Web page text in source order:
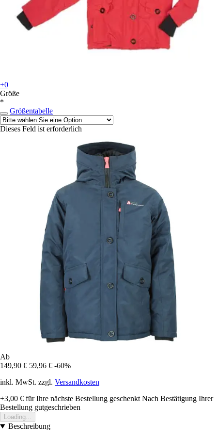
+0
Größe
*
Größentabelle
Dieses Feld ist erforderlich
Ab
149,90 € 59,96 € -60%
inkl. MwSt. zzgl. Versandkosten
+3,00 € für Ihre nächste Bestellung geschenkt Nach Bestätigung Ihrer
Bestellung gutgeschrieben
Loading...
Beschreibung